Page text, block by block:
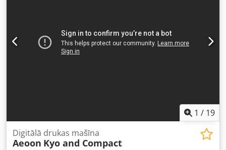
1 / 19
Digitālā drukas mašīna
Aeoon Kyo and Compact